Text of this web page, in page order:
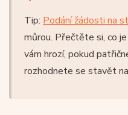
Tip: Podání žádosti na
můrou. Přečtěte si, co
vám hrozí, pokud
rozhodnete se stavět